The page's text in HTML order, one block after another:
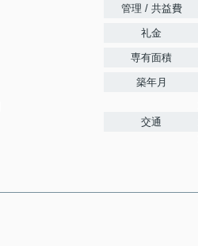
管理 / 共益費
礼金
専有面積
築年月
交通